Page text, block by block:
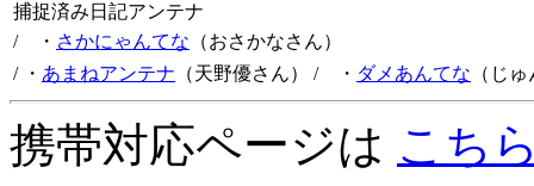
捕捉済み日記アンテナ
/ ・ さかにゃんてな （おさかなさん）
/ ・ あまねアンテナ （天野優さん） / ・ ダメあんてな （じ
携帯対応ページは こち